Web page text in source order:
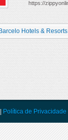
https://
Política de Privacidade